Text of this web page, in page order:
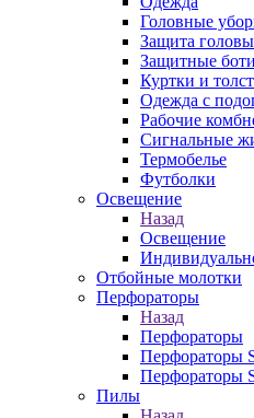
Головные
Защита
Защитные
Куртки и
Одежда с
Рабочие
Сигнальные
Термобелье
Футболки
Освещение
Назад
Освещение
Отбойные молотки
Перфораторы
Назад
Перфораторы
Перфораторы
Перфораторы
Пилы